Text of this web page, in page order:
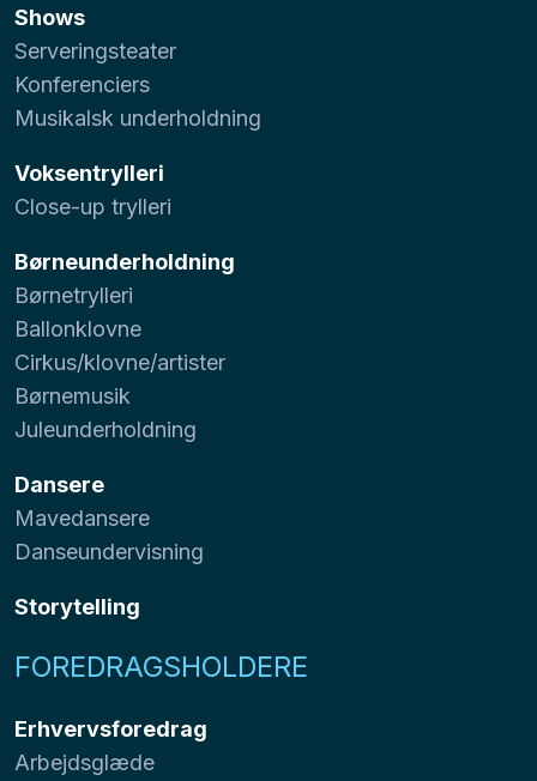
Shows
Serveringsteater
Konferenciers
Musikalsk underholdning
Voksentrylleri
Close-up trylleri
Børneunderholdning
Børnetrylleri
Ballonklovne
Cirkus/klovne/artister
Børnemusik
Juleunderholdning
Dansere
Mavedansere
Danseundervisning
Storytelling
FOREDRAGSHOLDERE
Erhvervsforedrag
Arbejdsglæde